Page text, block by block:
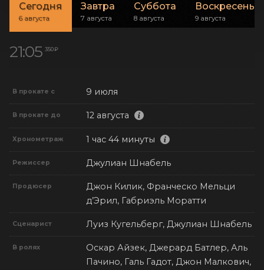
Сегодня
6 августа
Завтра
7 августа
Суббота
8 августа
Воскресенье
9 августа
21:05 350 ₽
В прокате с 9 июля
В прокате до 12 августа
Хронометраж 1 час 44 минуты
Режиссер Джулиан Шнабель
Продюсер
Джон Килик, Франческо Мельци
д’Эрил, Габриэль Моратти
Сценарист Луиз Кугельберг, Джулиан Шнабель
В ролях
Оскар Айзек, Джерард Батлер, Аль
Пачино, Галь Гадот, Джон Малкович,